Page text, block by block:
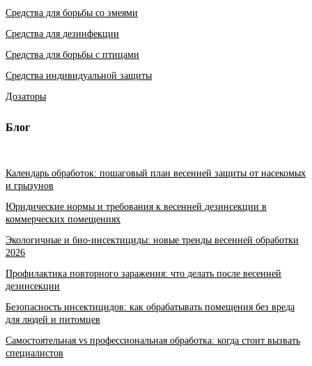
Средства для борьбы со змеями
Средства для дезинфекции
Средства для борьбы с птицами
Средства индивидуальной защиты
Дозаторы
Блог
Календарь обработок: пошаговый план весенней защиты от насекомых
и грызунов
Юридические нормы и требования к весенней дезинсекции в
коммерческих помещениях
Экологичные и био-инсектициды: новые тренды весенней обработки
2026
Профилактика повторного заражения: что делать после весенней
дезинсекции
Безопасность инсектицидов: как обрабатывать помещения без вреда
для людей и питомцев
Самостоятельная vs профессиональная обработка: когда стоит вызвать
специалистов